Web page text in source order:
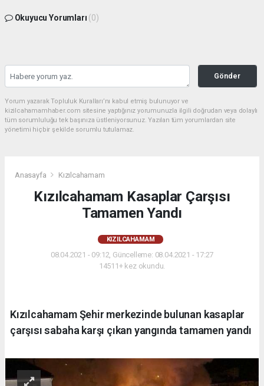
Okuyucu Yorumları (0)
Gönder
Yorum yazarak Topluluk Kuralları’nı kabul etmiş bulunuyor ve
kizilcahamamhaber.com sitesine yaptığınız yorumunuzla ilgili doğrudan veya dolaylı
tüm sorumluluğu tek başınıza üstleniyorsunuz. Yazılan tüm yorumlardan site
yönetimi hiçbir şekilde sorumlu tutulamaz.
Anasayfa Kızılcahamam
Kızılcahamam Kasaplar Çarşısı
Tamamen Yandı
KIZILCAHAMAM
08.04.2021 - 09:12, Güncelleme: 08.04.2021 - 17:27
14511+ kez okundu.
Kızılcahamam Şehir merkezinde bulunan kasaplar
çarşısı sabaha karşı çıkan yangında tamamen yandı